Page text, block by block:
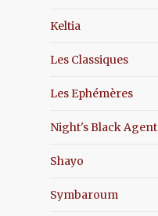
Keltia
Les Classiques
Les Ephémères
Night's Black Agent
Shayo
Symbaroum